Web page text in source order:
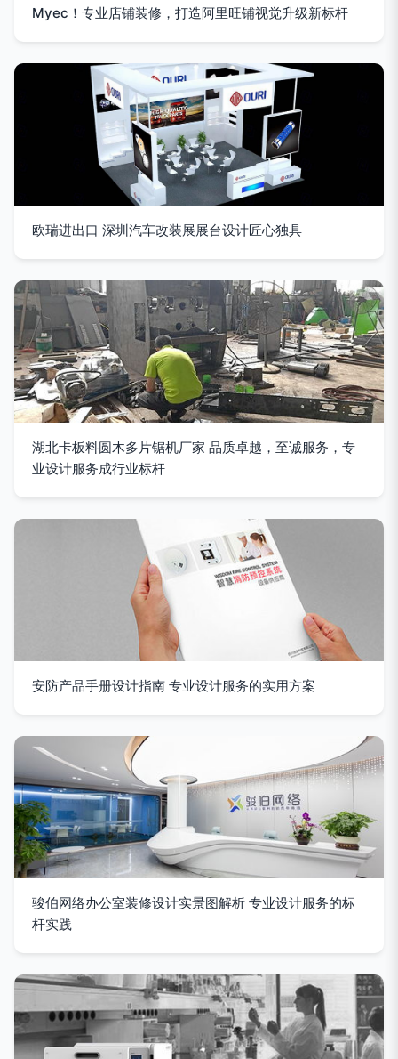
Myec！专业店铺装修，打造阿里旺铺视觉升级新标杆
欧瑞进出口 深圳汽车改装展展台设计匠心独具
湖北卡板料圆木多片锯机厂家 品质卓越，至诚服务，专
业设计服务成行业标杆
安防产品手册设计指南 专业设计服务的实用方案
骏伯网络办公室装修设计实景图解析 专业设计服务的标
杆实践